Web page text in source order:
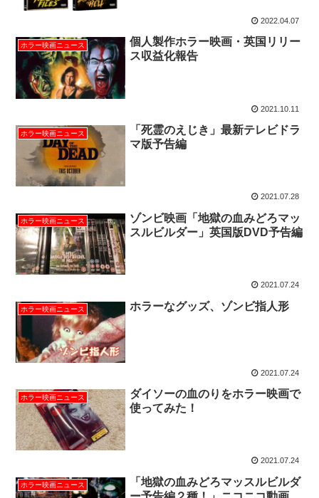
2022.04.07
ホラー映画ニュース
個人製作ホラー映画・英国リリー
ス収益化報告
2021.10.11
ホラー映画ニュース
「死霊のえじき」最新テレビドラ
マ版予告編
2021.07.28
ホラー映画ニュース
ゾンビ映画「地獄の血みどろマッ
スルビルダー」英国版DVD予告編
2021.07.24
ホラー映画ニュース ホラーなグッズ、ゾンビ指人形
2021.07.24
ホラー映画ニュース
ダイソーの血のりをホラー映画で
使ってみた！
2021.07.24
ホラー映画ニュース
「地獄の血みどろマッスルビルダ